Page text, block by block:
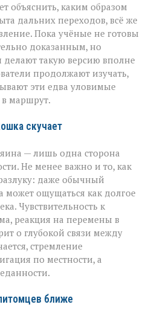
объяснить, каким образом
дальних переходов, всё же
Пока учёные не готовы
доказанным, но
такую версию вполне
продолжают изучать,
эти едва уловимые
маршрут.
скучает
— лишь одна сторона
Не менее важно и то, как
даже обычный
ощущаться как долгое
Чувствительность к
реакция на перемены в
о глубокой связи между
стремление
по местности, а
ближе